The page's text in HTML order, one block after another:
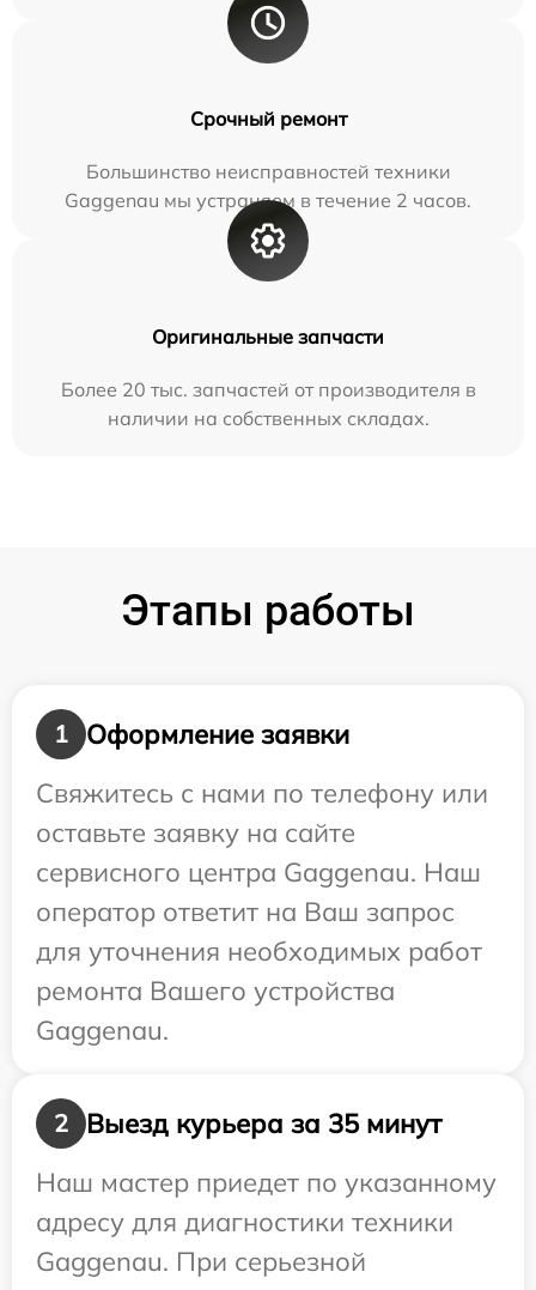
Срочный ремонт
Большинство неисправностей техники
Gaggenau мы устраняем в течение 2 часов.
Оригинальные запчасти
Более 20 тыс. запчастей от производителя в
наличии на собственных складах.
Этапы работы
1
Оформление заявки
Свяжитесь с нами по телефону или
оставьте заявку на сайте
сервисного центра Gaggenau. Наш
оператор ответит на Ваш запрос
для уточнения необходимых работ
ремонта Вашего устройства
Gaggenau.
2
Выезд курьера за 35 минут
Наш мастер приедет по указанному
адресу для диагностики техники
Gaggenau. При серьезной